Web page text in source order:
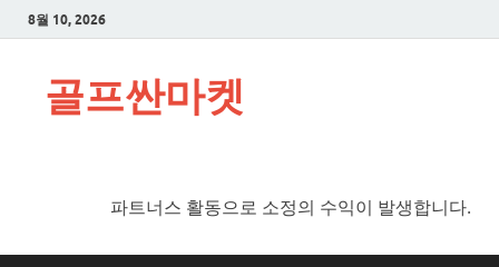
8월 10, 2026
골프싼마켓
파트너스 활동으로 소정의 수익이 발생합니다.